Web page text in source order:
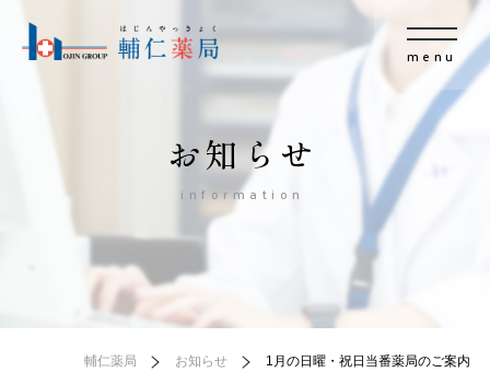
menu
お知らせ
information
輔仁薬局 お知らせ 1月の日曜・祝日当番薬局のご案内